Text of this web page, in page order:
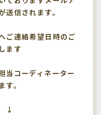
送信されます。
ご連絡希望日時のご
ます
当コーディネーター
。